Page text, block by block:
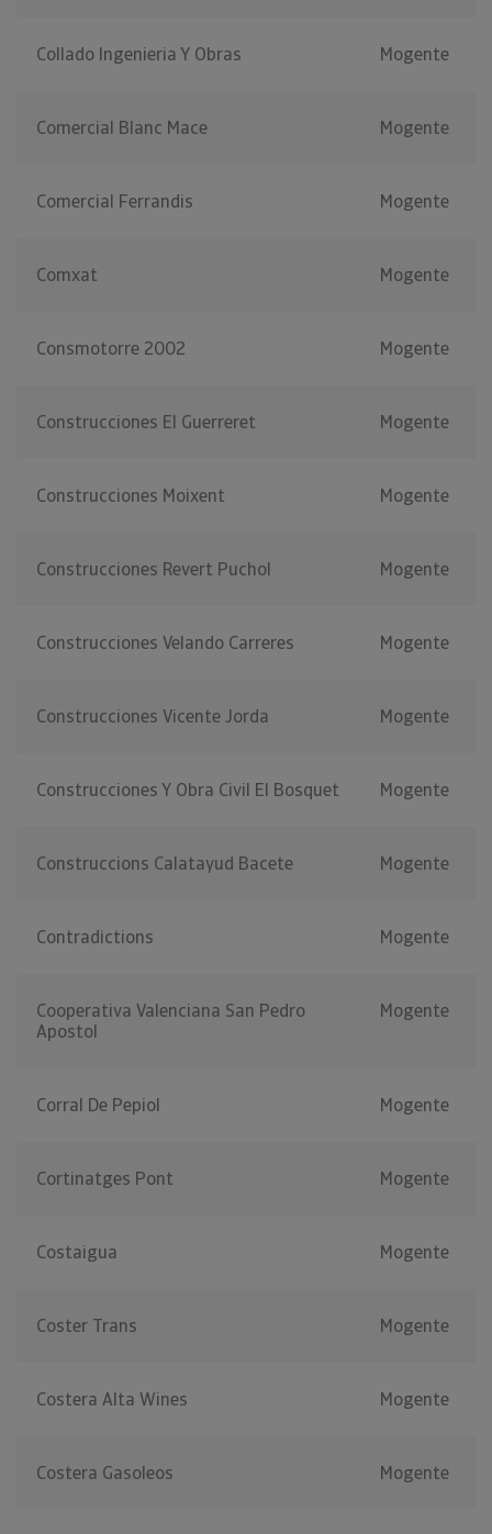
Collado Ingenieria Y Obras Mogente
Comercial Blanc Mace Mogente
Comercial Ferrandis Mogente
Comxat Mogente
Consmotorre 2002 Mogente
Construcciones El Guerreret Mogente
Construcciones Moixent Mogente
Construcciones Revert Puchol Mogente
Construcciones Velando Carreres Mogente
Construcciones Vicente Jorda Mogente
Construcciones Y Obra Civil El Bosquet Mogente
Construccions Calatayud Bacete Mogente
Contradictions Mogente
Cooperativa Valenciana San Pedro
Apostol
Mogente
Corral De Pepiol Mogente
Cortinatges Pont Mogente
Costaigua Mogente
Coster Trans Mogente
Costera Alta Wines Mogente
Costera Gasoleos Mogente